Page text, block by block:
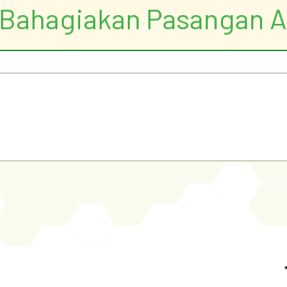
Bahagiakan Pasangan